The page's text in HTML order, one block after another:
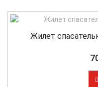
Жилет